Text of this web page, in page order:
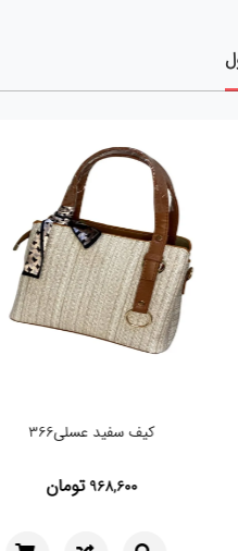
کیف سفید عسلی366
تومان